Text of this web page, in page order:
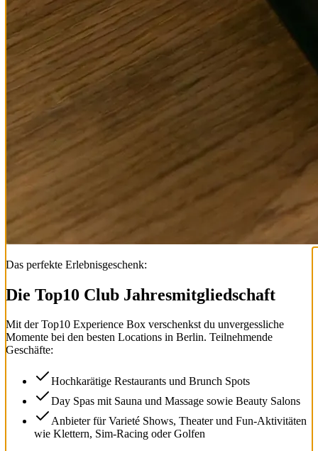
Das perfekte Erlebnisgeschenk:
Die Top10 Club Jahresmitgliedschaft
Mit derTop10 Experience Box verschenkst du unvergessliche
Momente bei den besten Locations in Berlin. Teilnehmende
Geschäfte:
Hochkarätige Restaurants und Brunch Spots
Day Spas mit Sauna und Massage sowie Beauty Salons
Anbieter für Varieté Shows, Theater und Fun-Aktivitäten
wie Klettern, Sim-Racing oder Golfen